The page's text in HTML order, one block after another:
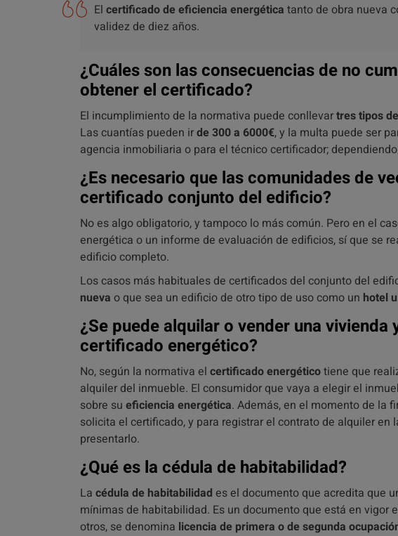
El certificado de eficiencia energética tanto de obra nueva
validez de diez años.
¿Cuáles son las consecuencias de no
obtener el certificado?
El incumplimiento de la normativa puede conllevartres tipos
Las cuantías pueden irde 300 a 6000€, y la multa puede ser
agencia inmobiliaria o para el técnico certificador;
¿Es necesario que las comunidades de
certificado conjunto del edificio?
No es algo obligatorio, y tampoco lo más común. Pero en el
energética o un informe de evaluación de edificios, sí que se
edificio completo.
Los casos más habituales de certificados del conjunto del
nueva o que sea un edificio de otro tipo de uso como un hotel
¿Se puede alquilar o vender una vivienda
certificado energético?
No, según la normativa el certificado energéticotiene que
alquiler del inmueble. El consumidor que vaya a elegir el
sobre su eficiencia energética. Además, en el momento de la
solicita el certificado, y para registrar el contrato de alquiler en
presentarlo.
¿Qué es la cédula de habitabilidad?
La cédula de habitabilidad es el documento que acredita que
mínimas de habitabilidad. Es un documento que está en vigor
otros, se denomina licencia de primera o de segunda